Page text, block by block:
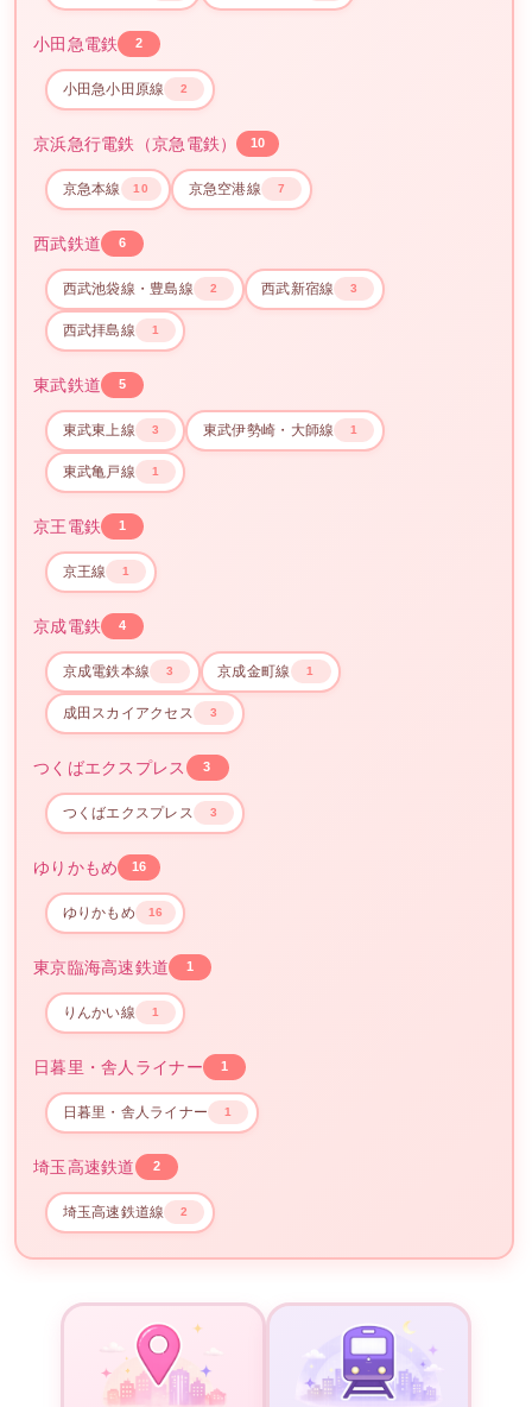
小田急電鉄 2
小田急小田原線 2
京浜急行電鉄（京急電鉄） 10
京急本線 10 京急空港線 7
西武鉄道 6
西武池袋線・豊島線 2 西武新宿線 3
西武拝島線 1
東武鉄道 5
東武東上線 3 東武伊勢崎・大師線 1
東武亀戸線 1
京王電鉄 1
京王線 1
京成電鉄 4
京成電鉄本線 3 京成金町線 1
成田スカイアクセス 3
つくばエクスプレス 3
つくばエクスプレス 3
ゆりかもめ 16
ゆりかもめ 16
東京臨海高速鉄道 1
りんかい線 1
日暮里・舎人ライナー 1
日暮里・舎人ライナー 1
埼玉高速鉄道 2
埼玉高速鉄道線 2